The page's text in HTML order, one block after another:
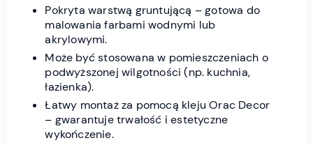
Pokryta warstwą gruntującą – gotowa do
malowania farbami wodnymi lub
akrylowymi.
Może być stosowana w pomieszczeniach o
podwyższonej wilgotności (np. kuchnia,
łazienka).
Łatwy montaż za pomocą kleju Orac Decor
– gwarantuje trwałość i estetyczne
wykończenie.